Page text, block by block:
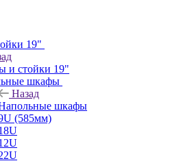
19"
и стойки 19"
шкафы
Назад
шкафы
(585мм)